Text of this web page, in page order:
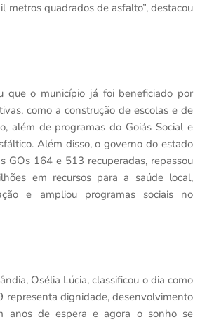
metros quadrados de asfalto”, destacou
que o município já foi beneficiado por
como a construção de escolas e de
além de programas do Goiás Social e
Além disso, o governo do estado
GOs 164 e 513 recuperadas, repassou
em recursos para a saúde local,
e ampliou programas sociais no
Osélia Lúcia, classificou o dia como
representa dignidade, desenvolvimento
anos de espera e agora o sonho se